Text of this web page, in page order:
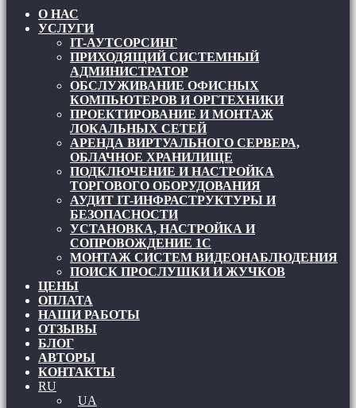
О НАС
УСЛУГИ
IT-АУТСОРСИНГ
ПРИХОДЯЩИЙ СИСТЕМНЫЙ
АДМИНИСТРАТОР
ОБСЛУЖИВАНИЕ ОФИСНЫХ
КОМПЬЮТЕРОВ И ОРГТЕХНИКИ
ПРОЕКТИРОВАНИЕ И МОНТАЖ
ЛОКАЛЬНЫХ СЕТЕЙ
АРЕНДА ВИРТУАЛЬНОГО СЕРВЕРА,
ОБЛАЧНОЕ ХРАНИЛИЩЕ
ПОДКЛЮЧЕНИЕ И НАСТРОЙКА
ТОРГОВОГО ОБОРУДОВАНИЯ
АУДИТ IT-ИНФРАСТРУКТУРЫ И
БЕЗОПАСНОСТИ
УСТАНОВКА, НАСТРОЙКА И
СОПРОВОЖДЕНИЕ 1С
МОНТАЖ СИСТЕМ ВИДЕОНАБЛЮДЕНИЯ
ПОИСК ПРОСЛУШКИ И ЖУЧКОВ
ЦЕНЫ
ОПЛАТА
НАШИ РАБОТЫ
ОТЗЫВЫ
БЛОГ
АВТОРЫ
КОНТАКТЫ
RU
UA